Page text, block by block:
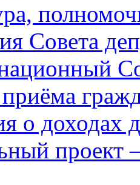
Совета
о доходах
проект